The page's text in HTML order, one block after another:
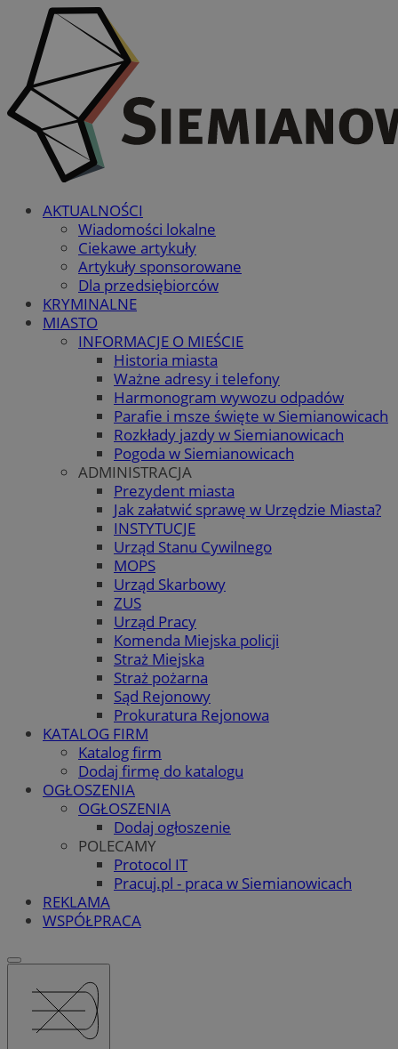
AKTUALNOŚCI
Wiadomości lokalne
Ciekawe artykuły
Artykuły sponsorowane
Dla przedsiębiorców
KRYMINALNE
MIASTO
INFORMACJE O MIEŚCIE
Historia miasta
Ważne adresy i telefony
Harmonogram wywozu odpadów
Parafie i msze święte w Siemianowicach
Rozkłady jazdy w Siemianowicach
Pogoda w Siemianowicach
ADMINISTRACJA
Prezydent miasta
Jak załatwić sprawę w Urzędzie Miasta?
INSTYTUCJE
Urząd Stanu Cywilnego
MOPS
Urząd Skarbowy
ZUS
Urząd Pracy
Komenda Miejska policji
Straż Miejska
Straż pożarna
Sąd Rejonowy
Prokuratura Rejonowa
KATALOG FIRM
Katalog firm
Dodaj firmę do katalogu
OGŁOSZENIA
OGŁOSZENIA
Dodaj ogłoszenie
POLECAMY
Protocol IT
Pracuj.pl - praca w Siemianowicach
REKLAMA
WSPÓŁPRACA